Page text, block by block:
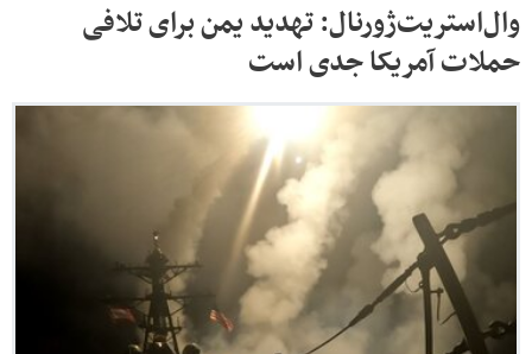
وال‌استریت‌ژورنال: تهدید یمن برای تلافی
حملات آمریکا جدی است